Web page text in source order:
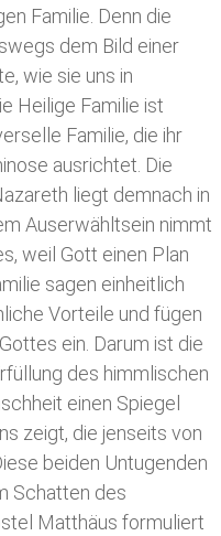
Familie. Denn die
dem Bild einer
wie sie uns in
Heilige Familie ist
Familie, die ihr
ausrichtet. Die
liegt demnach in
Auserwähltsein nimmt
weil Gott einen Plan
sagen einheitlich
Vorteile und fügen
ein. Darum ist die
des himmlischen
einen Spiegel
zeigt, die jenseits von
beiden Untugenden
Schatten des
Matthäus formuliert